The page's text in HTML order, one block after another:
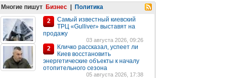
Многие пишут Бизнес | Политика
2
Самый известный киевский
ТРЦ «Gulliver» выставят на
продажу
03 августа 2026, 09:26
2
Кличко рассказал, успеет ли
Киев восстановить
энергетические объекты к началу
отопительного сезона
05 августа 2026, 17:38